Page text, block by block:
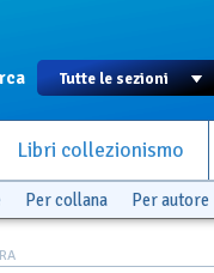
Libri collezionismo
Per collana Per autore